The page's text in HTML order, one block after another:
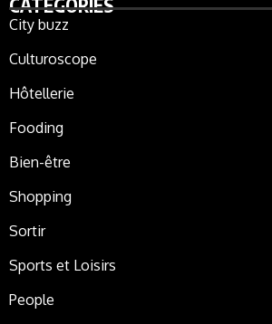
City buzz
Culturoscope
Hôtellerie
Fooding
Bien-être
Shopping
Sortir
Sports et Loisirs
People